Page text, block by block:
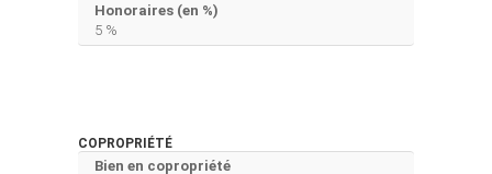
Honoraires (en %)
5 %
COPROPRIÉTÉ
Bien en copropriété